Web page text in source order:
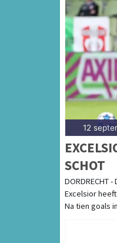
12
SCHOT
DORDRECHT
Excelsior
Na tien goals